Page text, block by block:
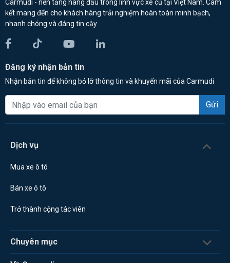
Carmudi - nền tảng hàng đầu trong lĩnh vực xe cũ tại Việt Nam. Cam
kết mang đến cho khách hàng trải nghiệm hoàn toàn minh bạch,
nhanh chóng và đáng tin cậy.
Đăng ký nhận bản tin
Nhận bản tin để không bỏ lỡ thông tin và khuyến mãi của Carmudi
Gửi
Dịch vụ
Mua xe ô tô
Bán xe ô tô
Trở thành cộng tác viên
Chuyên mục